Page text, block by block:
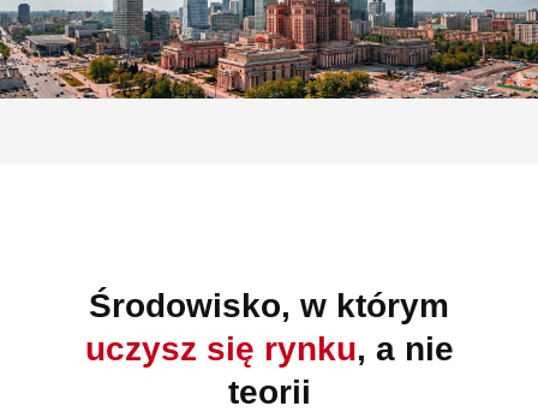
Środowisko, w którym
uczysz się rynku, a nie
teorii